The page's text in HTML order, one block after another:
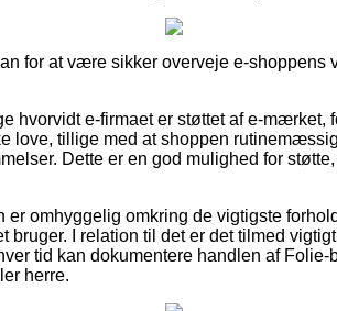
for at være sikker overveje e-shoppens
hvorvidt e-firmaet er støttet af e-
love, tillige med at shoppen
Dette er en god mulighed for
er omhyggelig omkring de vigtigste
bruger. I relation til det er det tilmed
tid kan dokumentere handlen af
herre.